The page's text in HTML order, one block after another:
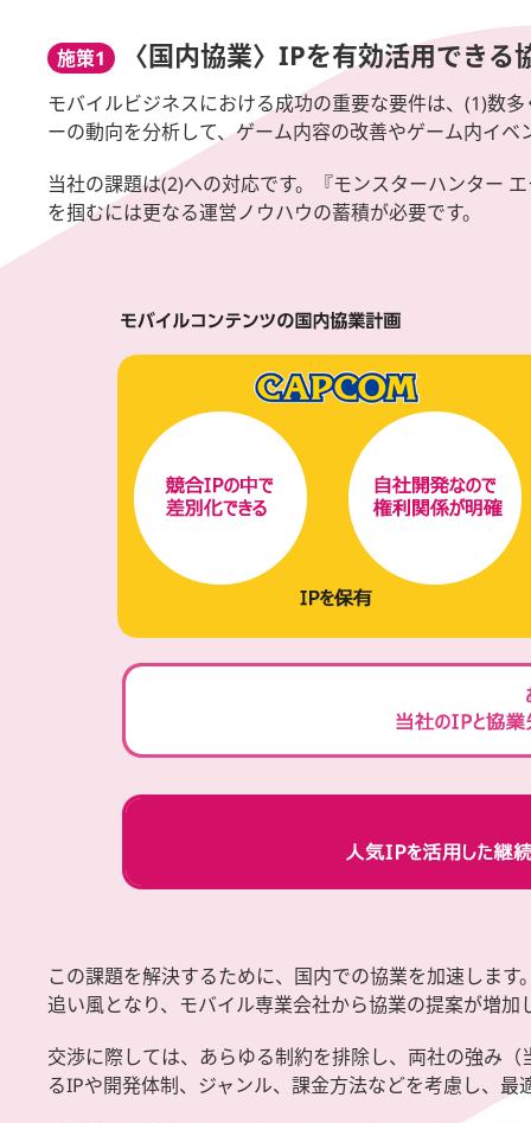
施策1 〈国内協業〉IPを有効活用できる
モバイルビジネスにおける成功の重要な要件は、(1)数
ーの動向を分析して、ゲーム内容の改善やゲーム内イ
当社の課題は(2)への対応です。『モンスターハンター
を掴むには更なる運営ノウハウの蓄積が必要です。
この課題を解決するために、国内での協業を加速しま
追い風となり、モバイル専業会社から協業の提案が増
交渉に際しては、あらゆる制約を排除し、両社の強み
るIPや開発体制、ジャンル、課金方法などを考慮し、最